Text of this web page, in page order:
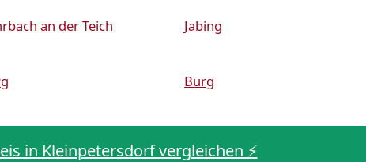
an der Teich Jabing
Burg
in Kleinpetersdorf vergleichen ⚡️